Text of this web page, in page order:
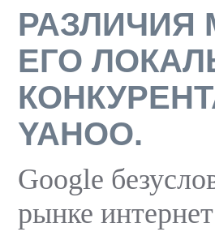
РАЗЛИЧИЯ
ЕГО
YAHOO.
Google
рынке